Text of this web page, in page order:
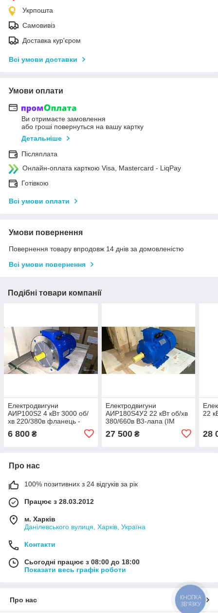
Укрпошта
Самовивіз
Доставка кур'єром
Всі умови доставки
Умови оплати
Ви отримаєте замовлення
або гроші повернуться на вашу картку
Детальніше
Післяплата
Онлайн-оплата карткою Visa, Mastercard - LiqPay
Готівкою
Всі умови оплати
Умови повернення
Повернення товару впродовж 14 днів за домовленістю
Всі умови повернення
Подібні товари компанії
Електродвигуни
АИР100Ѕ2 4 кВт 3000 об/
хв 220/380в фланець -
6 800 ₴
Електродвигуни
АИР180Ѕ4У2 22 кВт об/хв
380/660в В3-лапа (ІМ
27 500₴
22
28
Про нас
100% позитивних з 24 відгуків за рік
Працює з 28.03.2012
м. Харків
Данілевського вулиця, Харків, Україна
Контакти
Сьогодні працює з 08:00 до 18:00
Показати весь графік роботи
Про нас
КНОПКА
ЗВ'ЯЗКУ